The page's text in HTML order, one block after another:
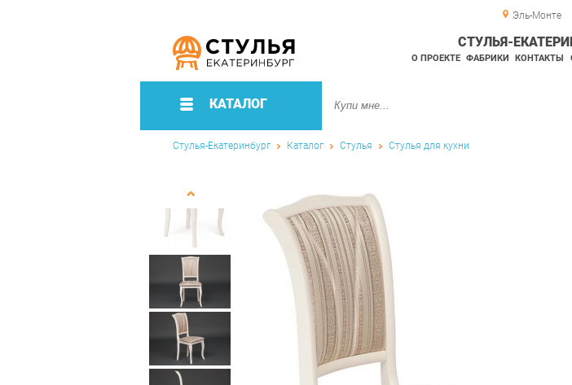
Эль-Монте
СТУЛЬЯ-
О ПРОЕКТЕ ФАБРИКИ КОНТАКТЫ
КАТАЛОГ
Стулья-Екатеринбург Каталог Стулья Стулья для кухни